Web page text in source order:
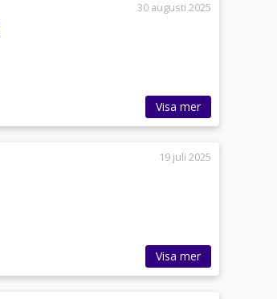
30 augusti 2025
Visa mer
19 juli 2025
Visa mer